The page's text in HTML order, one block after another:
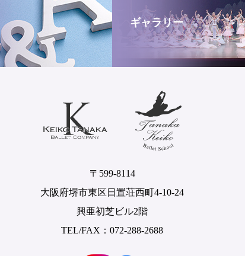
ギャラリー
〒599-8114
大阪府堺市東区日置荘西町4-10-24
興亜初芝ビル2階
TEL/FAX：072-288-2688